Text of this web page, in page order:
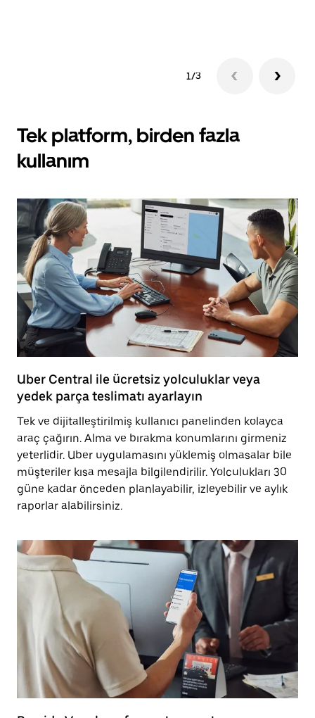
1/3
Tek platform, birden fazla
kullanım
Uber Central ile ücretsiz yolculuklar veya
yedek parça teslimatı ayarlayın
Tek ve dijitalleştirilmiş kullanıcı panelinden kolayca
araç çağırın. Alma ve bırakma konumlarını girmeniz
yeterlidir. Uber uygulamasını yüklemiş olmasalar bile
müşteriler kısa mesajla bilgilendirilir. Yolculukları 30
güne kadar önceden planlayabilir, izleyebilir ve aylık
raporlar alabilirsiniz.